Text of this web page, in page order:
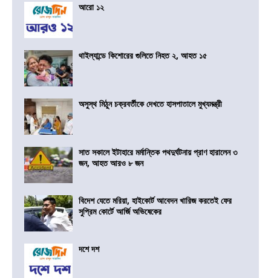
আরো ১২
থাইল্যান্ডে কিশোরের গুলিতে নিহত ২, আহত ১৫
অসুস্থ মিঠুন চক্রবর্তীকে দেখতে হাসপাতালে মুখ্যমন্ত্রী
সাত সকালে ইটাহারে মর্মান্তিক পথদুর্ঘটনায় প্রাণ হারালেন ৩
জন, আহত আরও ৮ জন
বিদেশ যেতে মরিয়া, হাইকোর্ট আবেদন খারিজ করতেই ফের
সুপ্রিম কোর্টে আর্জি অভিষেকের
দশে দশ